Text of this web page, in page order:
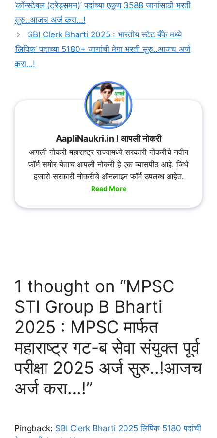
‘कॉन्स्टेबल (ट्रेड्समन)’ पदांच्या एकूण 3588 जागांसाठी भरती
सुरु..आजच अर्ज करा…!
SBI Clerk Bharti 2025 : भारतीय स्टेट बँके मध्ये
‘लिपिक’ पदाच्या 5180+ जागांची मेगा भरती सुरु..आजच अर्ज
करा…!
AapliNaukri.in l आपली नोकरी
आपली नोकरी महाराष्ट्र राज्यामध्ये सरकारी नोकरीचे नवीन
फॉर्म समोर येताच आपली नोकरी हे एक व्यासपीठ आहे. जिथे
हजारो सरकारी नोकरीचे ऑनलाइन फॉर्म उपलब्ध आहेत.
Read More
1 thought on “MPSC
STI Group B Bharti
2025 : MPSC मार्फत
महाराष्ट्र गट-ब सेवा संयुक्त पूर्व
परीक्षा 2025 अर्ज सुरु..!आजच
अर्ज करा…!”
Pingback: SBI Clerk Bharti 2025 लिपिक 5180 पदांची